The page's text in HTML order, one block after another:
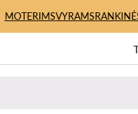
MOTERIMSVYRAMS